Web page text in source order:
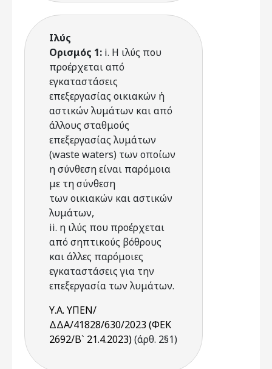
Ιλύς
Ορισμός 1: i. Η ιλύς που
προέρχεται από
εγκαταστάσεις
επεξεργασίας οικιακών ή
αστικών λυμάτων και από
άλλους σταθμούς
επεξεργασίας λυμάτων
(waste waters) των οποίων
η σύνθεση είναι παρόμοια
με τη σύνθεση
των οικιακών και αστικών
λυμάτων,
ii. η ιλύς που προέρχεται
από σηπτικούς βόθρους
και άλλες παρόμοιες
εγκαταστάσεις για την
επεξεργασία των λυμάτων.
Υ.Α. ΥΠΕΝ/
ΔΔΑ/41828/630/2023 (ΦΕΚ
2692/Β` 21.4.2023)(άρθ. 2§1)